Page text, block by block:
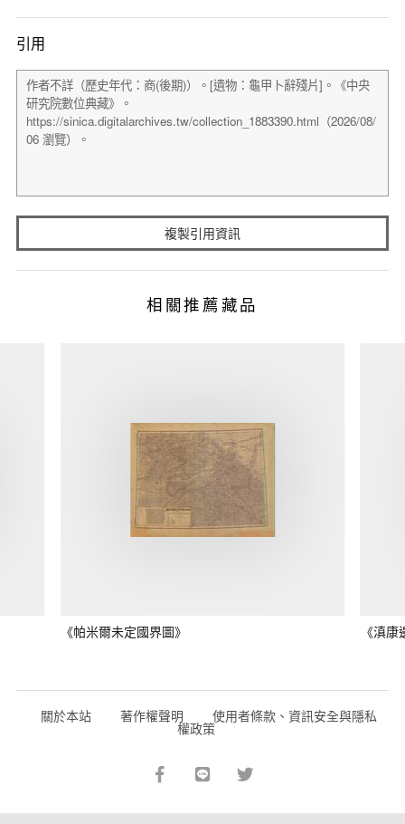
引用
複製引用資訊
相關推薦藏品
《帕米爾未定國界圖》 《滇
關於本站 著作權聲明 使用者條款、資訊安全與隱私
權政策